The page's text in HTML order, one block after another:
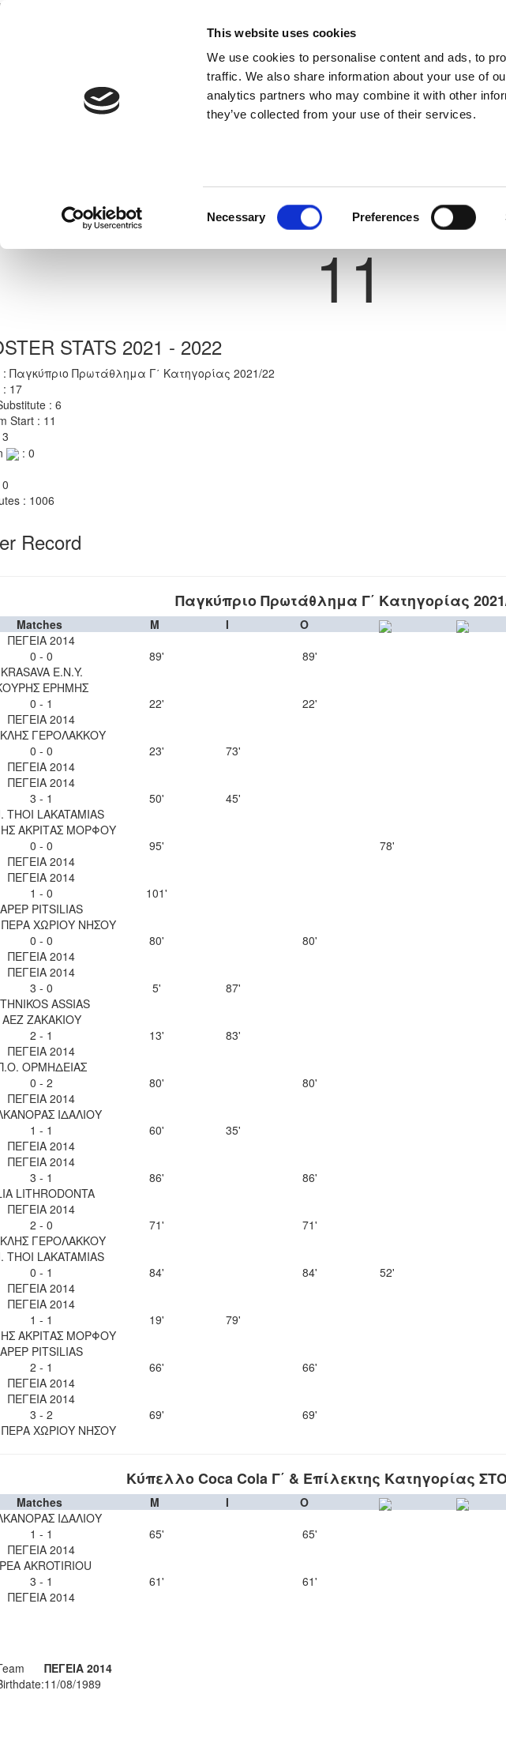
This website uses cookies
We use cookies to personalise content and ads, to
traffic. We also share information about your use of
analytics partners who may combine it with other
they’ve collected from your use of their services.
Necessary Preferences
Competitions
Shirt Number
11
STATS 2021 - 2022
: Παγκύπριο Πρωτάθλημα Γ΄ Κατηγορίας 2021/22
: 17
: 6
Start : 11
: 0
: 1006
Record
Παγκύπριο Πρωτάθλημα Γ΄ Κατηγορίας
Matches M I
O
ΠΕΓΕΙΑ 2014
0 - 0
KRASAVA Ε.Ν.Y.
89'
89'
ΕΡΗΜΗΣ
0 - 1
ΠΕΓΕΙΑ 2014
22'
22'
ΓΕΡΟΛΑΚΚΟΥ
0 - 0
ΠΕΓΕΙΑ 2014
23'
73'
ΠΕΓΕΙΑ 2014
3 - 1
THOI LAKATAMIAS
50' 45'
ΑΚΡΙΤΑΣ ΜΟΡΦΟΥ
0 - 0
ΠΕΓΕΙΑ 2014
95'
78'
ΠΕΓΕΙΑ 2014
1 - 0
APEP PITSILIAS
101'
ΧΩΡΙΟΥ ΝΗΣΟΥ
0 - 0
ΠΕΓΕΙΑ 2014
80'
80'
ΠΕΓΕΙΑ 2014
3 - 0
ASSIAS
5'
87'
ΑΕΖ ΖΑΚΑΚΙΟΥ
2 - 1
ΠΕΓΕΙΑ 2014
13'
83'
ΟΡΜΗΔΕΙΑΣ
0 - 2
ΠΕΓΕΙΑ 2014
80'
80'
ΙΔΑΛΙΟΥ
1 - 1
ΠΕΓΕΙΑ 2014
60'
35'
ΠΕΓΕΙΑ 2014
3 - 1
LITHRODONTA
86'
86'
ΠΕΓΕΙΑ 2014
2 - 0
ΓΕΡΟΛΑΚΚΟΥ
71' 71'
THOI LAKATAMIAS
0 - 1
ΠΕΓΕΙΑ 2014
84' 84'
52'
ΠΕΓΕΙΑ 2014
1 - 1
ΑΚΡΙΤΑΣ ΜΟΡΦΟΥ
19'
79'
APEP PITSILIAS
2 - 1
ΠΕΓΕΙΑ 2014
66'
66'
ΠΕΓΕΙΑ 2014
3 - 2
ΧΩΡΙΟΥ ΝΗΣΟΥ
69' 69'
Κύπελλο Coca Cola Γ΄ & Επίλεκτης Κατηγορίας
Matches M I
O
ΙΔΑΛΙΟΥ
1 - 1
ΠΕΓΕΙΑ 2014
65'
65'
AKROTIRIOU
3 - 1
ΠΕΓΕΙΑ 2014
61' 61'
ΠΕΓΕΙΑ 2014
11/08/1989